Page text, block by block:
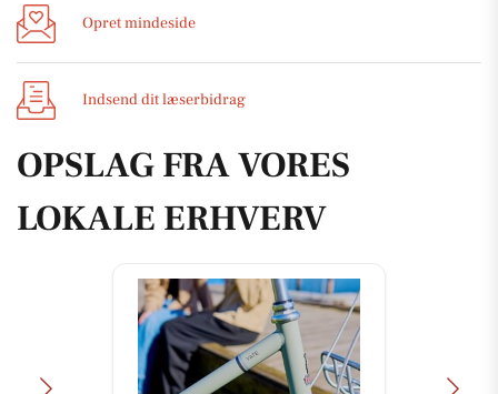
Opret mindeside
Indsend dit læserbidrag
OPSLAG FRA VORES
LOKALE ERHVERV